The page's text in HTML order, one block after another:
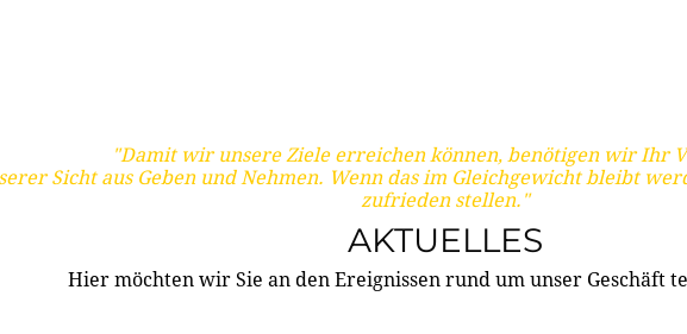
"Damit wir unsere Ziele erreichen können, benötigen wir Ihr
Sicht aus Geben und Nehmen. Wenn das im Gleichgewicht bleibt
zufrieden stellen."
AKTUELLES
Hier möchten wir Sie an den Ereignissen rund um unser Geschäft